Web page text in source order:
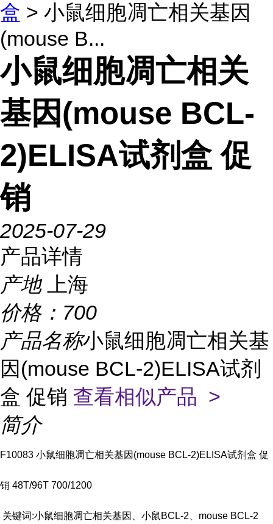
盒 > 小鼠细胞凋亡相关基因
(mouse B...
小鼠细胞凋亡相关
基因(mouse BCL-
2)ELISA试剂盒 促
销
2025-07-29
产品详情
产地
上海
价格： 700
产品名称小鼠细胞凋亡相关基
因(mouse BCL-2)ELISA试剂
盒 促销 查看相似产品 >
简介
F10083 小鼠细胞凋亡相关基因(mouse BCL-2)ELISA试剂盒 促
销 48T/96T 700/1200
关键词:小鼠细胞凋亡相关基因、小鼠BCL-2、mouse BCL-2